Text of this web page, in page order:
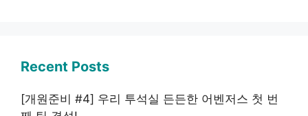
Recent Posts
[개원준비 #4] 우리 투석실 든든한 어벤저스 첫 번